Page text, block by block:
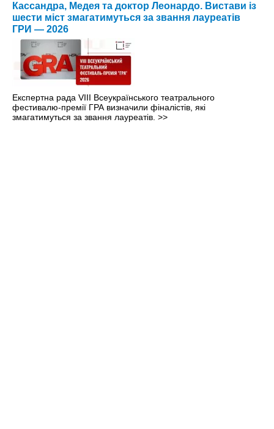
Кассандра, Медея та доктор Леонардо. Вистави із
шести міст змагатимуться за звання лауреатів
ГРИ — 2026
Експертна рада VIII Всеукраїнського театрального
фестивалю-премії ГРА визначили фіналістів, які
змагатимуться за звання лауреатів. >>